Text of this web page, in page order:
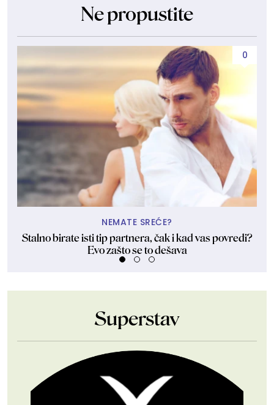
Ne propustite
0
NEMATE SREĆE?
Stalno birate isti tip partnera, čak i kad vas povredi?
Evo zašto se to dešava
Superstav